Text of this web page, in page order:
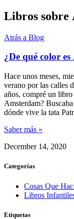
Libros sobre
Atrás a Blog
¿De qué color
Hace unos meses,
verano por las calles
años, compré un
Amsterdam?
dónde vive la tata
Saber más »
December 14, 2020
Categorías
Cosas Que
Libros
Etiquetas